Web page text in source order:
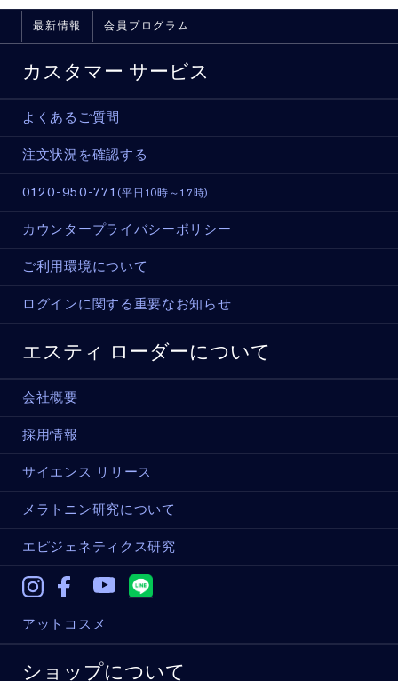
最新情報 会員プログラム
カスタマー サービス
よくあるご質問
注文状況を確認する
0120-950-771 (平日10時～17時)
カウンタープライバシーポリシー
ご利用環境について
ログインに関する重要なお知らせ
エスティ ローダーについて
会社概要
採用情報
サイエンス リリース
メラトニン研究について
エピジェネティクス研究
InstagramFacebook
アットコスメ
ショップについて